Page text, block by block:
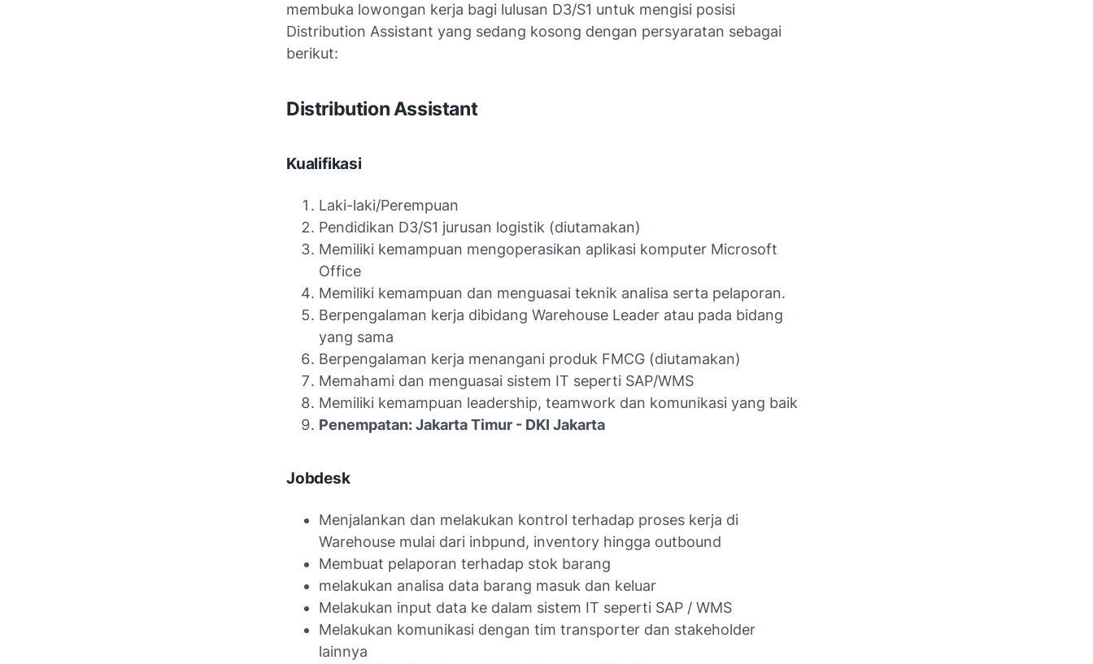
membuka lowongan kerja bagi lulusan D3/S1 untuk mengisi posisi
Distribution Assistant yang sedang kosong dengan persyaratan sebagai
berikut:
Distribution Assistant
Kualifikasi
Laki-laki/Perempuan
Pendidikan D3/S1 jurusan logistik (diutamakan)
Memiliki kemampuan mengoperasikan aplikasi komputer Microsoft
Office
Memiliki kemampuan dan menguasai teknik analisa serta pelaporan.
Berpengalaman kerja dibidang Warehouse Leader atau pada bidang
yang sama
Berpengalaman kerja menangani produk FMCG (diutamakan)
Memahami dan menguasai sistem IT seperti SAP/WMS
Memiliki kemampuan leadership, teamwork dan komunikasi yang baik
Penempatan: Jakarta Timur - DKI Jakarta
Jobdesk
Menjalankan dan melakukan kontrol terhadap proses kerja di
Warehouse mulai dari inbpund, inventory hingga outbound
Membuat pelaporan terhadap stok barang
melakukan analisa data barang masuk dan keluar
Melakukan input data ke dalam sistem IT seperti SAP / WMS
Melakukan komunikasi dengan tim transporter dan stakeholder
lainnya